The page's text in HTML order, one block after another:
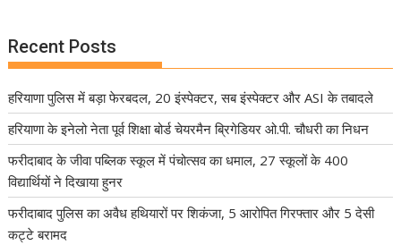
Recent Posts
हरियाणा पुलिस में बड़ा फेरबदल, 20 इंस्पेक्टर, सब इंस्पेक्टर और ASI के तबादले
हरियाणा के इनेलो नेता पूर्व शिक्षा बोर्ड चेयरमैन ब्रिगेडियर ओ.पी. चौधरी का निधन
फरीदाबाद के जीवा पब्लिक स्कूल में पंचोत्सव का धमाल, 27 स्कूलों के 400
विद्यार्थियों ने दिखाया हुनर
फरीदाबाद पुलिस का अवैध हथियारों पर शिकंजा, 5 आरोपित गिरफ्तार और 5 देसी
कट्टे बरामद